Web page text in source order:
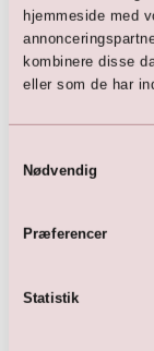
hjemmeside med
kombinere disse
eller som de har
Nødvendig
Præferencer
Statistik